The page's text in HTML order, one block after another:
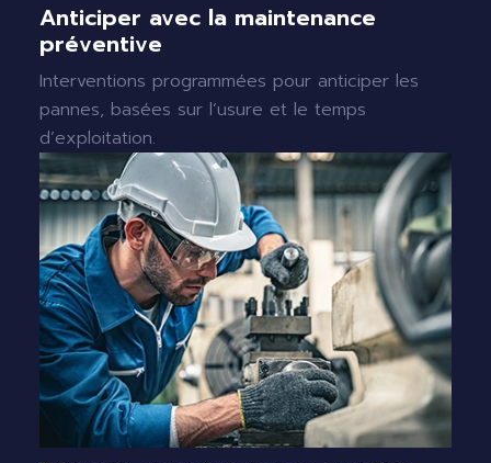
Anticiper avec la maintenance
préventive
Interventions programmées pour anticiper les
pannes, basées sur l’usure et le temps
d’exploitation.